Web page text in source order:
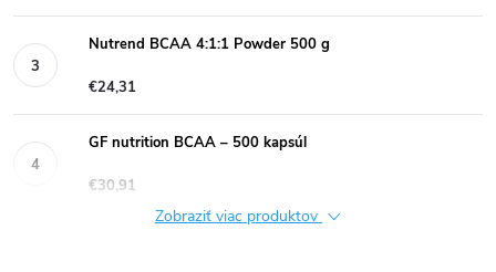
Nutrend BCAA 4:1:1 Powder 500 g
€24,31
GF nutrition BCAA – 500 kapsúl
€30,91
Zobraziť viac produktov